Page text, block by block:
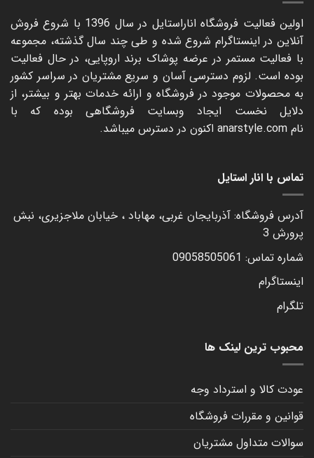
اولین فعالیت فروشگاه اناراستایل در سال 1396 با شروع فروش
آنلاین در اینستاگرام شروع شده و طی چند سال گذشته، مجموعه
با فعالیت مستمر در عرضه پوشاک برند اروپایی، در حال فعالیت
بوده است. لزوم دسترسی آسان و سریع مشتریان در سراسر کشور
به محصولات موجود در فروشگاه و ارائه خدمات بهتر و بیشتر، از
دلایل نخست ایجاد وبسایت فروشگاهی بوده که با
نام anarstyle.com اکنون در دسترس میباشد.
تماس با انار استایل
آدرس فروشگاه: آذربایجان غربی، مهاباد ، خیابان ملاجزیری، نبش
پرورش 3
شماره تماس: 09058505061
اینستاگرام
تلگرام
محبوب ترین لینک ها
عودت کالا و استرداد وجه
قوانین و مقررات فروشگاه
سوالات متداول مشتریان